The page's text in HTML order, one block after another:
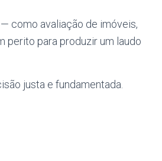
como avaliação de imóveis,
perito para produzir um laudo
justa e fundamentada.